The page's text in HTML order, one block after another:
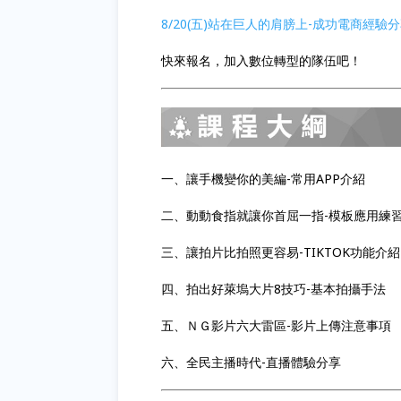
8/20(五)站在巨人的肩膀上-成功電商經驗
快來報名，加入數位轉型的隊伍吧！
一、讓手機變你的美編-常用APP介紹
二、動動食指就讓你首屈一指-模板應用練
三、讓拍片比拍照更容易-TIKTOK功能介紹
四、拍出好萊塢大片8技巧-基本拍攝手法
五、ＮＧ影片六大雷區-影片上傳注意事項
六、全民主播時代-直播體驗分享